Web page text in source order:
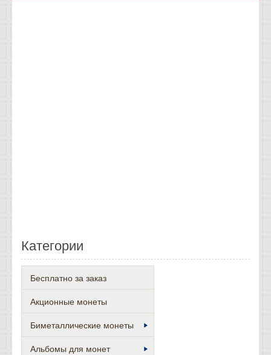
Категории
Бесплатно за заказ
Акционные монеты
Биметаллические монеты
Альбомы для монет